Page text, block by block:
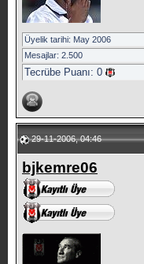
Üyelik tarihi: May 2006
Mesajlar: 2.500
Tecrübe Puanı: 0
29-11-2006, 04:46
bjkemre06